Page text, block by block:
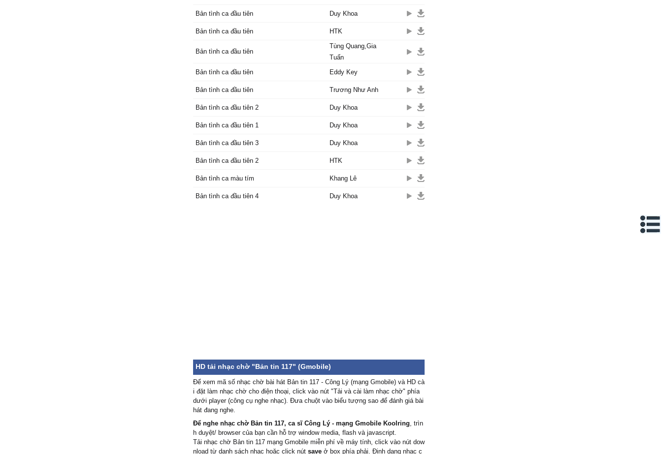
Bản tình ca đầu tiên Duy Khoa
Bản tình ca đầu tiên HTK
Bản tình ca đầu tiên
Tùng Quang,Gia
Tuấn
Bản tình ca đầu tiên
Eddy Key
Bản tình ca đầu tiên Trương Như Anh
Bản tình ca đầu tiên 2 Duy Khoa
Bản tình ca đầu tiên 1 Duy Khoa
Bản tình ca đầu tiên 3 Duy Khoa
Bản tình ca đầu tiên 2 HTK
Bản tình ca màu tím Khang Lê
Bản tình ca đầu tiên 4 Duy Khoa
HD tải nhạc chờ "Bản tin 117" (Gmobile)
Để xem mã số nhạc chờ bài hát Bản tin 117 - Công Lý (mạng Gmobile) và HD cà
i đặt làm nhạc chờ cho điện thoại, click vào nút "Tải và cài làm nhạc chờ" phía
dưới player (công cụ nghe nhạc). Đưa chuột vào biểu tượng sao để đánh giá bài
hát đang nghe.
Để nghe nhạc chờ Bản tin 117, ca sĩ Công Lý - mạng Gmobile Koolring, trìn
h duyệt/ browser của bạn cần hỗ trợ window media, flash và javascript.
Tải nhạc chờ Bản tin 117 mạng Gmobile miễn phí về máy tính, click vào nút dow
nload từ danh sách nhạc hoặc click nút save ở box phía phải. Định dạng nhạc c